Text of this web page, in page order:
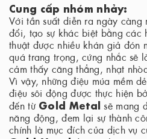
Cung cấp nhóm nhảy:
Với tần suất diễn ra ngày càng
đổi, tạo sự khác biệt bằng các
thuật được nhiều khán giả đón
quá trang trọng, cứng nhắc sẽ
cảm thấy căng thẳng, nhạt
Vì vậy, những điệu múa mềm
điệu sôi động được thực hiện
đến từ Gold Metal sẽ mang
năng động, đem lại sự thành
chính là mục đích của dịch vụ